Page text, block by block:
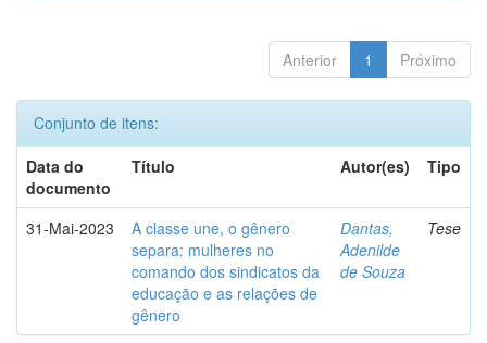
Anterior 1 Próximo
Conjunto de itens:
Data do
documento
Título Autor(es) Tipo
31-Mai-2023
A classe une, o gênero
separa: mulheres no
comando dos sindicatos da
educação e as relações de
gênero
Dantas,
Adenilde
de Souza
Tese